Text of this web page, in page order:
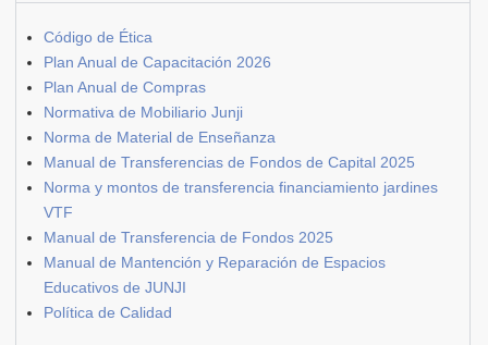
Código de Ética
Plan Anual de Capacitación 2026
Plan Anual de Compras
Normativa de Mobiliario Junji
Norma de Material de Enseñanza
Manual de Transferencias de Fondos de Capital 2025
Norma y montos de transferencia financiamiento jardines
VTF
Manual de Transferencia de Fondos 2025
Manual de Mantención y Reparación de Espacios
Educativos de JUNJI
Política de Calidad